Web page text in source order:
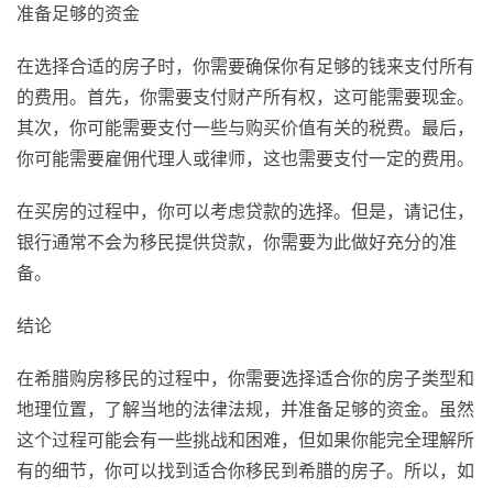
准备足够的资金
在选择合适的房子时，你需要确保你有足够的钱来支付所有
的费用。首先，你需要支付财产所有权，这可能需要现金。
其次，你可能需要支付一些与购买价值有关的税费。最后，
你可能需要雇佣代理人或律师，这也需要支付一定的费用。
在买房的过程中，你可以考虑贷款的选择。但是，请记住，
银行通常不会为移民提供贷款，你需要为此做好充分的准
备。
结论
在希腊购房移民的过程中，你需要选择适合你的房子类型和
地理位置，了解当地的法律法规，并准备足够的资金。虽然
这个过程可能会有一些挑战和困难，但如果你能完全理解所
有的细节，你可以找到适合你移民到希腊的房子。所以，如